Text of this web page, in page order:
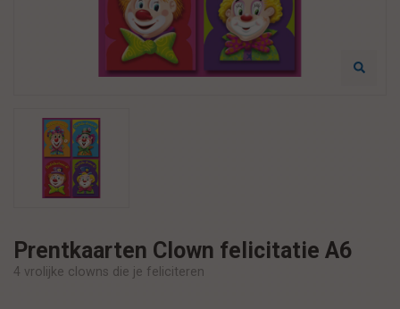
Prentkaarten Clown felicitatie A6
4 vrolijke clowns die je feliciteren